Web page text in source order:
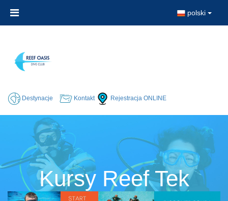
polski
Destynacje Kontakt Rejestracja ONLINE
Kursy Reef Tek